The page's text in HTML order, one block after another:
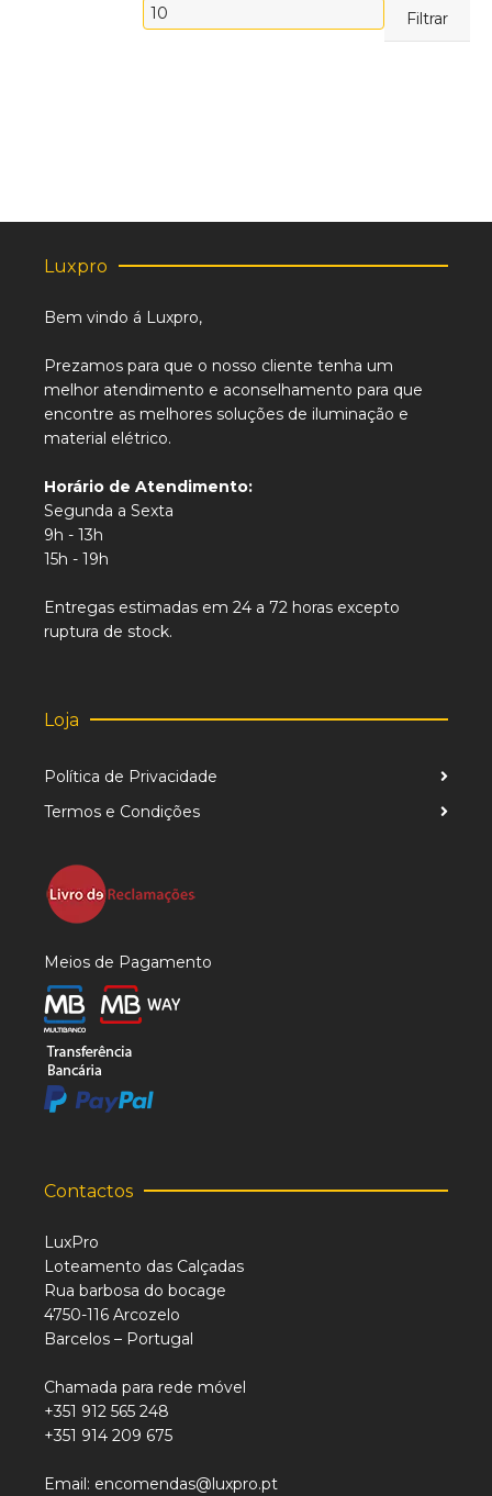
Filtrar
Luxpro
Bem vindo á Luxpro,
Prezamos para que o nosso cliente tenha um
melhor atendimento e aconselhamento para que
encontre as melhores soluções de iluminação e
material elétrico.
Horário de Atendimento:
Segunda a Sexta
9h - 13h
15h - 19h
Entregas estimadas em 24 a 72 horas excepto
ruptura de stock.
Loja
Política de Privacidade
Termos e Condições
Meios de Pagamento
Contactos
LuxPro
Loteamento das Calçadas
Rua barbosa do bocage
4750-116 Arcozelo
Barcelos – Portugal
Chamada para rede móvel
+351 912 565 248
+351 914 209 675
Email: encomendas@luxpro.pt